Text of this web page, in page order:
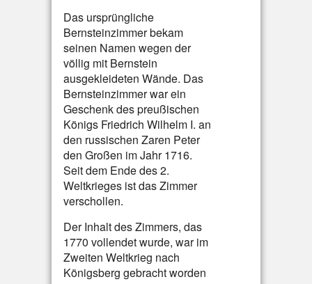
Das ursprüngliche
Bernsteinzimmer bekam
seinen Namen wegen der
völlig mit Bernstein
ausgekleideten Wände. Das
Bernsteinzimmer war ein
Geschenk des preußischen
Königs Friedrich Wilhelm I. an
den russischen Zaren Peter
den Großen im Jahr 1716.
Seit dem Ende des 2.
Weltkrieges ist das Zimmer
verschollen.
Der Inhalt des Zimmers, das
1770 vollendet wurde, war im
Zweiten Weltkrieg nach
Königsberg gebracht worden